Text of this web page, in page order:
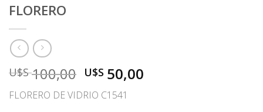
FLORERO
U$S100,00 El
precio
original
U$S 50,00
FLORERO DE VIDRIO C1541